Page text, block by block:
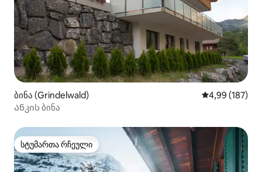
ბინა (Grindelwald) საშუალო
4,99 (187)
Ანკის ბინა
სტუმართა რჩეული
სტუმართა რჩეული